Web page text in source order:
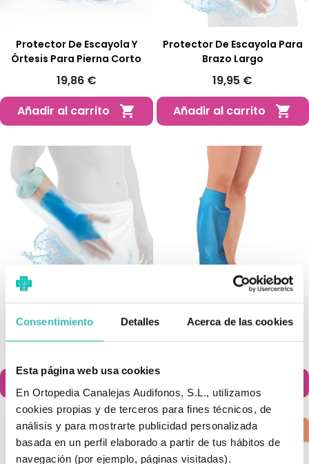
Consentimiento Detalles Acerca de las cookies
Esta página web usa cookies
En Ortopedia Canalejas Audifonos, S.L., utilizamos
cookies propias y de terceros para fines técnicos, de
análisis y para mostrarte publicidad personalizada
basada en un perfil elaborado a partir de tus hábitos de
navegación (por ejemplo, páginas visitadas).
Protector De Escayola Y
Órtesis Para Pierna Corto
19,86 €
Añadir al carrito

Protector De Escayola Para
Brazo Largo
19,95 €
Añadir al carrito

Cubre Escayolas Para Brazo
Corto
Cubre Escayola Para Media
Pierna Bloccs
¡EN OFERTA!